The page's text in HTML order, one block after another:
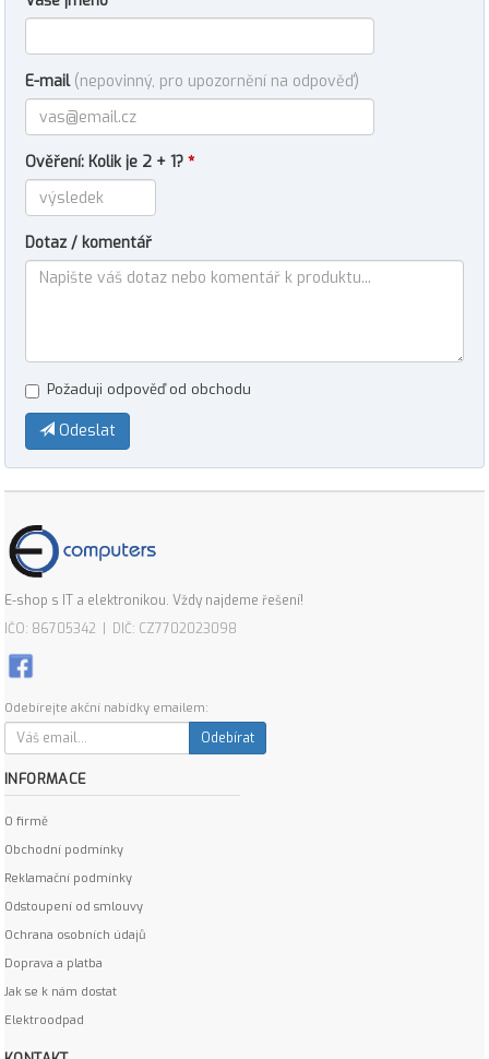
E-mail (nepovinný, pro upozornění na odpověď)
Ověření: Kolik je 2 + 1? *
Dotaz / komentář
Požaduji odpověď od obchodu
Odeslat
E-shop s IT a elektronikou. Vždy najdeme řešení!
IČO: 86705342 | DIČ: CZ7702023098
Odebírejte akční nabídky emailem:
Odebírat
INFORMACE
O firmě
Obchodní podmínky
Reklamační podmínky
Odstoupení od smlouvy
Ochrana osobních údajů
Doprava a platba
Jak se k nám dostat
Elektroodpad